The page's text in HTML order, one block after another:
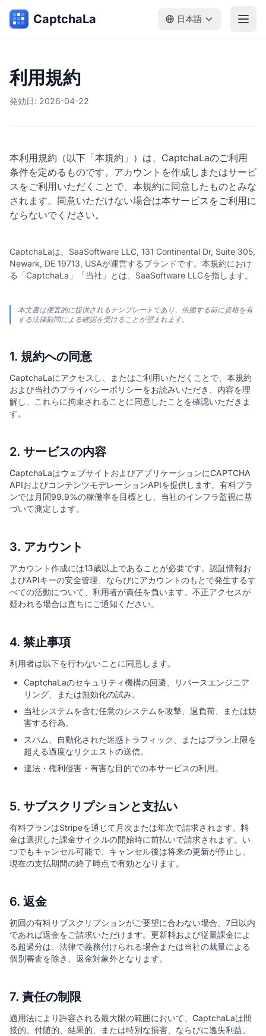
CaptchaLa 日本語
利用規約
発効日: 2026-04-22
本利用規約（以下「本規約」）は、CaptchaLaのご利用
条件を定めるものです。アカウントを作成しまたはサービ
スをご利用いただくことで、本規約に同意したものとみな
されます。同意いただけない場合は本サービスをご利用に
ならないでください。
CaptchaLaは、SaaSoftware LLC, 131 Continental Dr, Suite 305,
Newark, DE 19713, USAが運営するブランドです。本規約におけ
る「CaptchaLa」「当社」とは、SaaSoftware LLCを指します。
本文書は便宜的に提供されるテンプレートであり、依拠する前に資格を有
する法律顧問による確認を受けることが望まれます。
1. 規約への同意
CaptchaLaにアクセスし、またはご利用いただくことで、本規約
および当社のプライバシーポリシーをお読みいただき、内容を理
解し、これらに拘束されることに同意したことを確認いただきま
す。
2. サービスの内容
CaptchaLaはウェブサイトおよびアプリケーションにCAPTCHA
APIおよびコンテンツモデレーションAPIを提供します。有料プラ
ンでは月間99.9%の稼働率を目標とし、当社のインフラ監視に基
づいて測定します。
3. アカウント
アカウント作成には13歳以上であることが必要です。認証情報お
よびAPIキーの安全管理、ならびにアカウントのもとで発生するす
べての活動について、利用者が責任を負います。不正アクセスが
疑われる場合は直ちにご通知ください。
4. 禁止事項
利用者は以下を行わないことに同意します。
CaptchaLaのセキュリティ機構の回避、リバースエンジニア
リング、または無効化の試み。
当社システムを含む任意のシステムを攻撃、過負荷、または妨
害する行為。
スパム、自動化された迷惑トラフィック、またはプラン上限を
超える過度なリクエストの送信。
違法・権利侵害・有害な目的での本サービスの利用。
5. サブスクリプションと支払い
有料プランはStripeを通じて月次または年次で請求されます。料
金は選択した課金サイクルの開始時に前払いで請求されます。い
つでもキャンセル可能で、キャンセル後は将来の更新が停止し、
現在の支払期間の終了時点で有効となります。
6. 返金
初回の有料サブスクリプションがご要望に合わない場合、7日以内
であれば返金をご請求いただけます。更新料および従量課金によ
る超過分は、法律で義務付けられる場合または当社の裁量による
個別審査を除き、返金対象外となります。
7. 責任の制限
適用法により許容される最大限の範囲において、CaptchaLaは間
接的、付随的、結果的、または特別な損害、ならびに逸失利益、